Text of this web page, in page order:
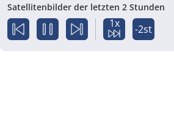
Satellitenbilder der letzten 2 Stunden
1x -2st